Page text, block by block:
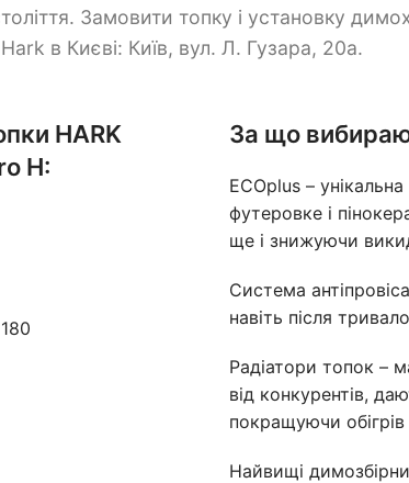
Замовити топку і установку
в Києві: Київ, вул. Л. Гузара, 20а.
HARK
H:
За що
ECOplus –
футеровке і
ще і знижуючи
Система
навіть після
Радіатори топок –
від конкурентів,
покращуючи
Найвищі